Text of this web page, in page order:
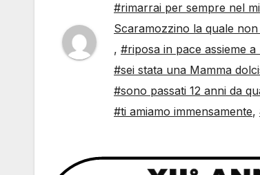
#rimarrai per sempre nel
Scaramozzino la quale
, #riposa in pace assieme
#sei stata una Mamma
#sono passati 12 anni da
#ti amiamo immensamente,